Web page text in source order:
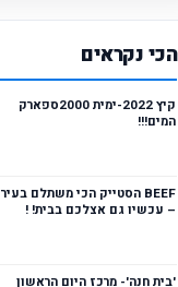
הכי נקראים
קיץ 2022-ימית 2000ספארק
המים!!!
BEEF הסטייק הכי משתלם בעיר
– עכשיו גם אצלכם בבית! !
'בית חנה'- מרכז היום הראשון